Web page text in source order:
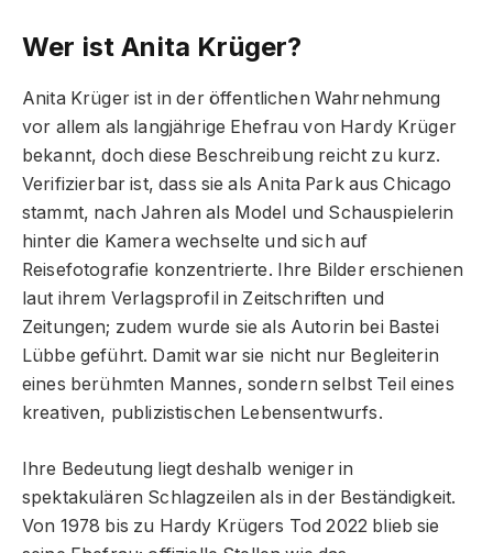
Wer ist Anita Krüger?
Anita Krüger ist in der öffentlichen Wahrnehmung
vor allem als langjährige Ehefrau von Hardy Krüger
bekannt, doch diese Beschreibung reicht zu kurz.
Verifizierbar ist, dass sie als Anita Park aus Chicago
stammt, nach Jahren als Model und Schauspielerin
hinter die Kamera wechselte und sich auf
Reisefotografie konzentrierte. Ihre Bilder erschienen
laut ihrem Verlagsprofil in Zeitschriften und
Zeitungen; zudem wurde sie als Autorin bei Bastei
Lübbe geführt. Damit war sie nicht nur Begleiterin
eines berühmten Mannes, sondern selbst Teil eines
kreativen, publizistischen Lebensentwurfs.
Ihre Bedeutung liegt deshalb weniger in
spektakulären Schlagzeilen als in der Beständigkeit.
Von 1978 bis zu Hardy Krügers Tod 2022 blieb sie